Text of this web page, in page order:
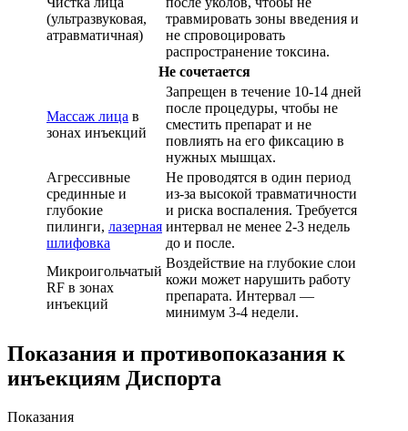
(ультразвуковая,
атравматичная)
травмировать зоны введения и
не спровоцировать
распространение токсина.
Не сочетается
Массаж лица в
зонах инъекций
Запрещен в течение 10-14 дней
после процедуры, чтобы не
сместить препарат и не
повлиять на его фиксацию в
нужных мышцах.
Агрессивные
срединные и
глубокие
пилинги, лазерная
шлифовка
Не проводятся в один период
из-за высокой травматичности
и риска воспаления. Требуется
интервал не менее 2-3 недель
до и после.
Микроигольчатый
RF в зонах
инъекций
Воздействие на глубокие слои
кожи может нарушить работу
препарата. Интервал —
минимум 3-4 недели.
Показания и противопоказания к
инъекциям Диспорта
Показания